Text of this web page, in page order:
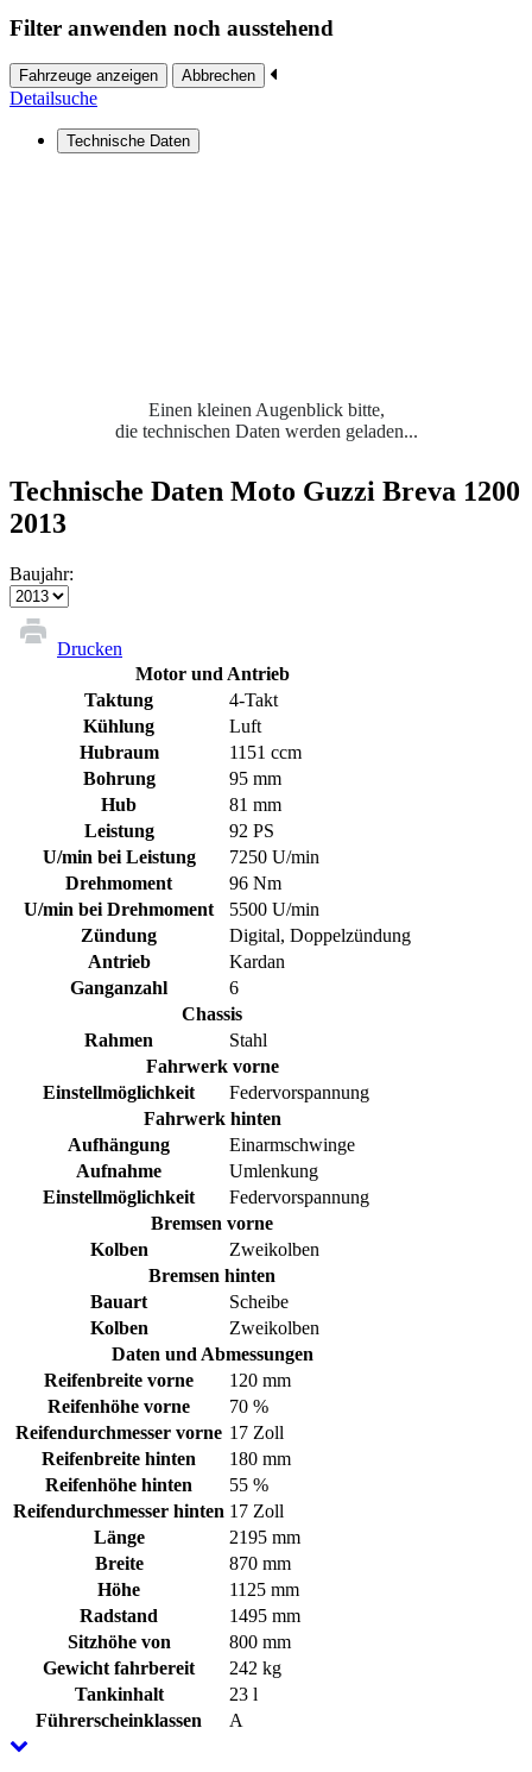
Filter anwenden noch ausstehend
Fahrzeuge anzeigen Abbrechen
Detailsuche
Technische Daten
Einen kleinen Augenblick bitte,
die technischen Daten werden geladen...
Technische Daten Moto Guzzi Breva 1200
2013
Baujahr:
Drucken
Motor und Antrieb
Taktung
4-Takt
Kühlung
Luft
Hubraum
1151 ccm
Bohrung
95 mm
Hub
81 mm
Leistung
92 PS
U/min bei Leistung
7250 U/min
Drehmoment
96 Nm
U/min bei Drehmoment
5500 U/min
Zündung
Digital, Doppelzündung
Antrieb
Kardan
Ganganzahl
6
Chassis
Rahmen
Stahl
Fahrwerk vorne
Einstellmöglichkeit
Federvorspannung
Fahrwerk hinten
Aufhängung
Einarmschwinge
Aufnahme
Umlenkung
Einstellmöglichkeit
Federvorspannung
Bremsen vorne
Kolben
Zweikolben
Bremsen hinten
Bauart
Scheibe
Kolben
Zweikolben
Daten und Abmessungen
Reifenbreite vorne
120 mm
Reifenhöhe vorne
70 %
Reifendurchmesser vorne 17 Zoll
Reifenbreite hinten
180 mm
Reifenhöhe hinten
55 %
Reifendurchmesser hinten 17 Zoll
Länge
2195 mm
Breite
870 mm
Höhe
1125 mm
Radstand
1495 mm
Sitzhöhe von
800 mm
Gewicht fahrbereit
242 kg
Tankinhalt
23 l
Führerscheinklassen
A